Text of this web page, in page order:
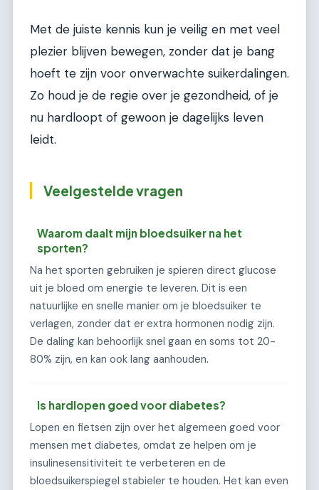
Met de juiste kennis kun je veilig en met veel
plezier blijven bewegen, zonder dat je bang
hoeft te zijn voor onverwachte suikerdalingen.
Zo houd je de regie over je gezondheid, of je
nu hardloopt of gewoon je dagelijks leven
leidt.
Veelgestelde vragen
Waarom daalt mijn bloedsuiker na het
sporten?
Na het sporten gebruiken je spieren direct glucose
uit je bloed om energie te leveren. Dit is een
natuurlijke en snelle manier om je bloedsuiker te
verlagen, zonder dat er extra hormonen nodig zijn.
De daling kan behoorlijk snel gaan en soms tot 20-
80% zijn, en kan ook lang aanhouden.
Is hardlopen goed voor diabetes?
Lopen en fietsen zijn over het algemeen goed voor
mensen met diabetes, omdat ze helpen om je
insulinesensitiviteit te verbeteren en de
bloedsuikerspiegel stabieler te houden. Het kan even